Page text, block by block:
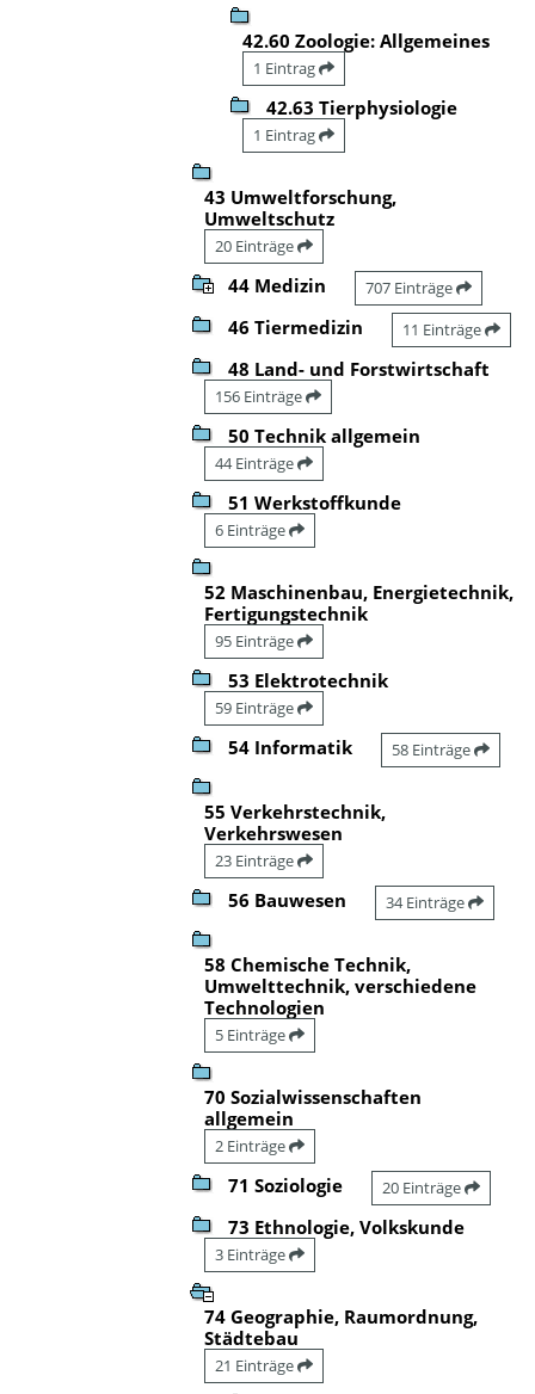
42.60 Zoologie: Allgemeines
1 Eintrag
42.63 Tierphysiologie
1 Eintrag
43 Umweltforschung,
Umweltschutz
20 Einträge
44 Medizin 707 Einträge
46 Tiermedizin 11 Einträge
48 Land- und Forstwirtschaft
156 Einträge
50 Technik allgemein
44 Einträge
51 Werkstoffkunde
6 Einträge
52 Maschinenbau, Energietechnik,
Fertigungstechnik
95 Einträge
53 Elektrotechnik
59 Einträge
54 Informatik 58 Einträge
55 Verkehrstechnik,
Verkehrswesen
23 Einträge
56 Bauwesen 34 Einträge
58 Chemische Technik,
Umwelttechnik, verschiedene
Technologien
5 Einträge
70 Sozialwissenschaften
allgemein
2 Einträge
71 Soziologie 20 Einträge
73 Ethnologie, Volkskunde
3 Einträge
74 Geographie, Raumordnung,
Städtebau
21 Einträge